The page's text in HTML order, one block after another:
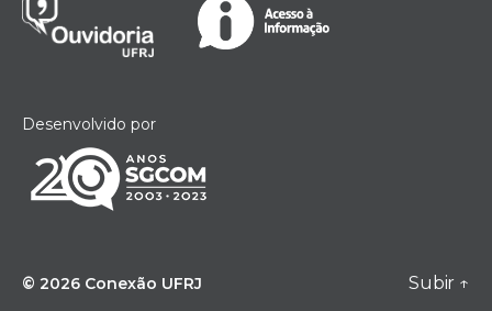
Desenvolvido por
© 2026 Conexão UFRJ Subir ↑